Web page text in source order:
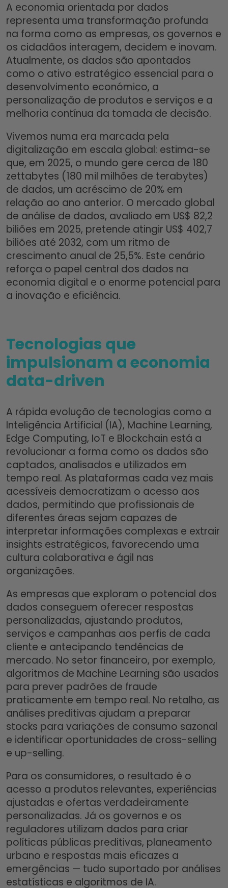
A economia orientada por dados
representa uma transformação profunda
na forma como as empresas, os governos e
os cidadãos interagem, decidem e inovam.
Atualmente, os dados são apontados
como o ativo estratégico essencial para o
desenvolvimento económico, a
personalização de produtos e serviços e a
melhoria contínua da tomada de decisão.​
Vivemos numa era marcada pela
digitalização em escala global: estima-se
que, em 2025, o mundo gere cerca de 180
zettabytes (180 mil milhões de terabytes)
de dados, um acréscimo de 20% em
relação ao ano anterior. O mercado global
de análise de dados, avaliado em US$ 82,2
biliões em 2025, pretende atingir US$ 402,7
biliões até 2032, com um ritmo de
crescimento anual de 25,5%. Este cenário
reforça o papel central dos dados na
economia digital e o enorme potencial para
a inovação e eficiência.​
Tecnologias que
impulsionam a economia
data-driven
A rápida evolução de tecnologias como a
Inteligência Artificial (IA), Machine Learning,
Edge Computing, IoT e Blockchain está a
revolucionar a forma como os dados são
captados, analisados e utilizados em
tempo real. As plataformas cada vez mais
acessíveis democratizam o acesso aos
dados, permitindo que profissionais de
diferentes áreas sejam capazes de
interpretar informações complexas e extrair
insights estratégicos, favorecendo uma
cultura colaborativa e ágil nas
organizações.​
As empresas que exploram o potencial dos
dados conseguem oferecer respostas
personalizadas, ajustando produtos,
serviços e campanhas aos perfis de cada
cliente e antecipando tendências de
mercado. No setor financeiro, por exemplo,
algoritmos de Machine Learning são usados
para prever padrões de fraude
praticamente em tempo real. No retalho, as
análises preditivas ajudam a preparar
stocks para variações de consumo sazonal
e identificar oportunidades de cross-selling
e up-selling.​
Para os consumidores, o resultado é o
acesso a produtos relevantes, experiências
ajustadas e ofertas verdadeiramente
personalizadas. Já os governos e os
reguladores utilizam dados para criar
políticas públicas preditivas, planeamento
urbano e respostas mais eficazes a
emergências — tudo suportado por análises
estatísticas e algoritmos de IA.​